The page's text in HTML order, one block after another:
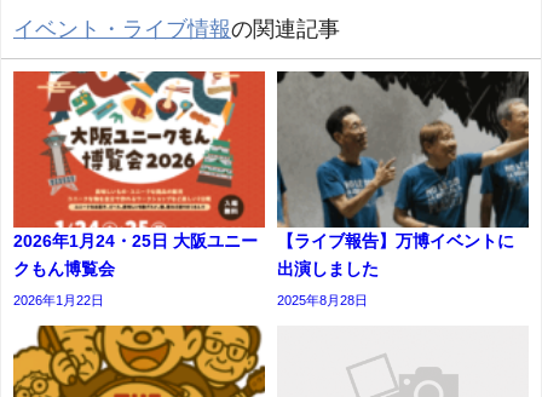
イベント・ライブ情報の関連記事
2026年1月24・25日 大阪ユニー
クもん博覧会
2026年1月22日
【ライブ報告】万博イベントに
出演しました
2025年8月28日